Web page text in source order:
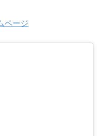
ページ